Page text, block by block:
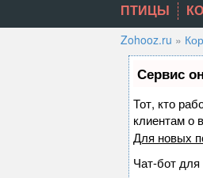
ПТИЦЫ
Zohooz.ru »
Сервис
Тот, кто
клиентам о
Для новых
Чат-бот